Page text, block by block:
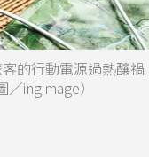
的行動電源過熱釀
ingimage）